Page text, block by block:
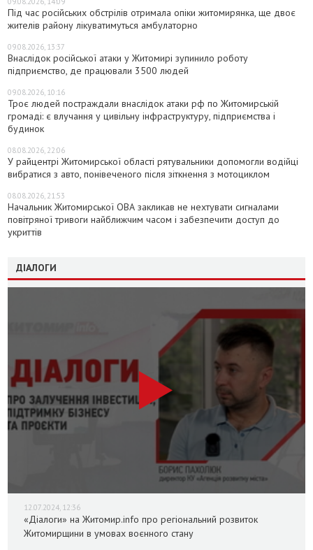
Під час російських обстрілів отримала опіки житомирянка, ще двоє
жителів району лікуватимуться амбулаторно
09.08.2026, 13:37
Внаслідок російської атаки у Житомирі зупинило роботу
підприємство, де працювали 3500 людей
09.08.2026, 10:16
Троє людей постраждали внаслідок атаки рф по Житомирській
громаді: є влучання у цивільну інфраструктуру, підприємства і
будинок
08.08.2026, 22:06
У райцентрі Житомирської області рятувальники допомогли водійці
вибратися з авто, понівеченого після зіткнення з мотоциклом
08.08.2026, 21:53
Начальник Житомирської ОВА закликав не нехтувати сигналами
повітряної тривоги найближчим часом і забезпечити доступ до
укриттів
ДІАЛОГИ
12.07.2024, 12:36
«Діалоги» на Житомир.info про регіональний розвиток
Житомирщини в умовах воєнного стану